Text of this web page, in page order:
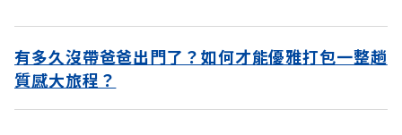
有多久沒帶爸爸出門了？如何才能優雅打包一整趟
質感大旅程？